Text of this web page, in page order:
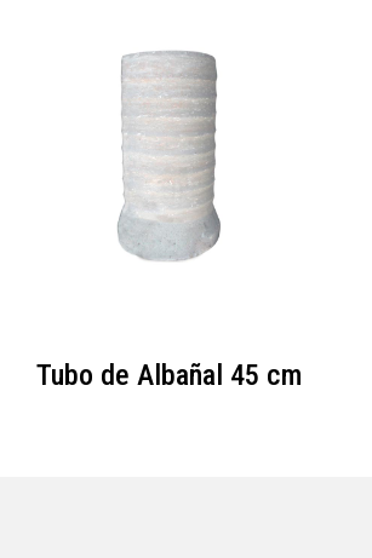
Tubo de Albañal 45 cm